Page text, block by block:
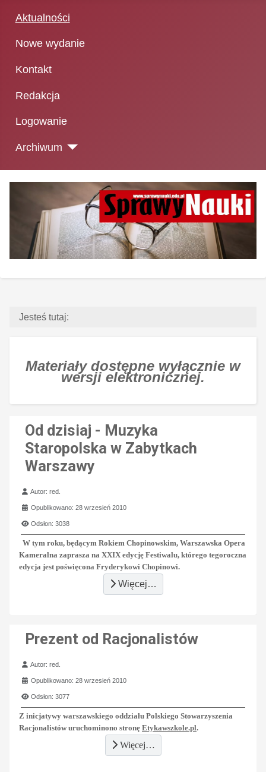
Aktualności
Nowe wydanie
Kontakt
Redakcja
Logowanie
Archiwum
Jesteś tutaj:
Materiały dostępne wyłącznie w
wersji elektronicznej.
Od dzisiaj - Muzyka
Staropolska w Zabytkach
Warszawy
Szczegóły
Autor:red.
Opublikowano: 28 wrzesień 2010
Odsłon: 3038
W tym roku, będącym Rokiem Chopinowskim, Warszawska Opera
Kameralna zaprasza na XXIX edycję Festiwalu, którego tegoroczna
edycja jest poświęcona Fryderykowi Chopinowi.
Więcej…
Prezent od Racjonalistów
Szczegóły
Autor:red.
Opublikowano: 28 wrzesień 2010
Odsłon: 3077
Z inicjatywy warszawskiego oddziału Polskiego Stowarzyszenia
Racjonalistów uruchominono stronę Etykawszkole.pl.
Więcej…